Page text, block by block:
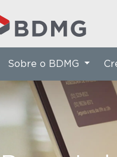
Sobre o BDMG